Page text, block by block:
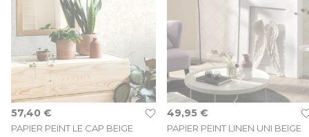
PAPIER PEINT LE CAP BEIGE
57,40 €
PAPIER PEINT LINEN UNI BEIGE
49,95 €